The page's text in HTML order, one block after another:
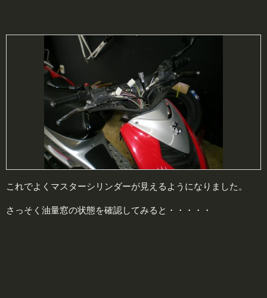
これでよくマスターシリンダーが見えるようになりました。
さっそく油量窓の状態を確認してみると・・・・・